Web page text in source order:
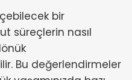
bir
süreçlerin nasıl
Bu değerlendirmeler